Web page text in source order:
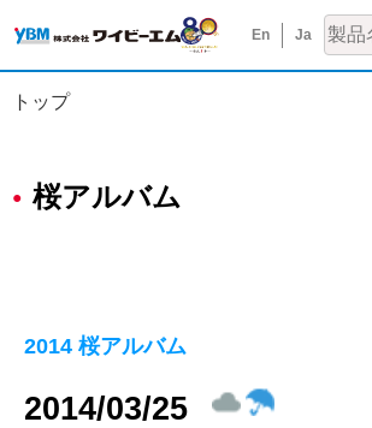
En Ja
トップ
桜アルバム
2014 桜アルバム
2014/03/25